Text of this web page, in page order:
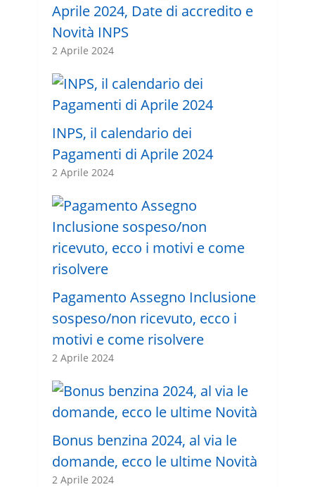
Aprile 2024, Date di accredito e
Novità INPS
2 Aprile 2024
INPS, il calendario dei
Pagamenti di Aprile 2024
2 Aprile 2024
Pagamento Assegno Inclusione
sospeso/non ricevuto, ecco i
motivi e come risolvere
2 Aprile 2024
Bonus benzina 2024, al via le
domande, ecco le ultime Novità
2 Aprile 2024